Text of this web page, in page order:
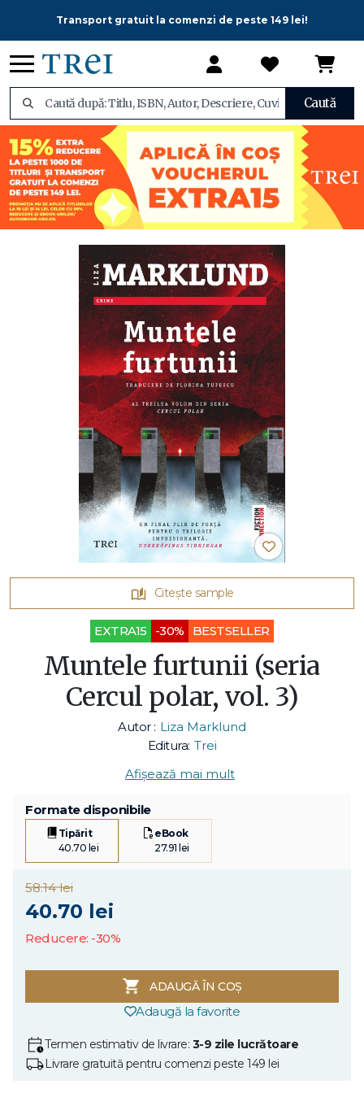
Transport gratuit la comenzi de peste 149 lei!
Caută
Citește sample
EXTRA15 -30% BESTSELLER
Muntele furtunii (seria
Cercul polar, vol. 3)
Autor : Liza Marklund
Editura: Trei
Afișează mai mult
Formate disponibile
Tipărit
40.70 lei
eBook
27.91 lei
58.14 lei
40.70 lei
Reducere: -30%
ADAUGĂ ÎN COȘ
Adaugă la favorite
Termen estimativ de livrare: 3-9 zile lucrătoare
Livrare gratuită pentru comenzi peste 149 lei